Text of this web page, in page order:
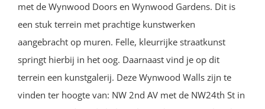
met de Wynwood Doors en Wynwood Gardens. Dit is
een stuk terrein met prachtige kunstwerken
aangebracht op muren. Felle, kleurrijke straatkunst
springt hierbij in het oog. Daarnaast vind je op dit
terrein een kunstgalerij. Deze Wynwood Walls zijn te
vinden ter hoogte van: NW 2nd AV met de NW24th St in